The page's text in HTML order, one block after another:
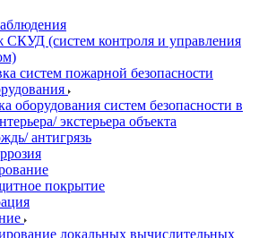
(систем контроля и управления
систем пожарной безопасности
оборудования систем безопасности в
экстерьера объекта
антигрязь
покрытие
локальных вычислительных